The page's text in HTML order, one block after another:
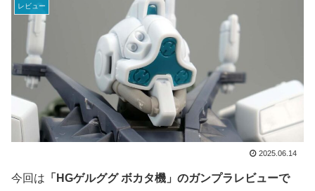
レビュー
2025.06.14
今回は 「HGゲルググ ボカタ機」のガンプラレビューで